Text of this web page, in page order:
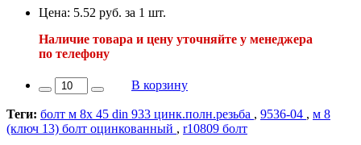
Цена: 5.52 руб. за 1 шт.
Наличие товара и цену уточняйте у менеджера
по телефону
В корзину
Теги: болт м 8х 45 din 933 цинк.полн.резьба , 9536-04 , м 8
(ключ 13) болт оцинкованный , r10809 болт